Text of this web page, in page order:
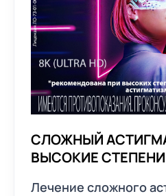
CЛОЖНЫЙ
ВЫСОКИЕ
Лечение сложного